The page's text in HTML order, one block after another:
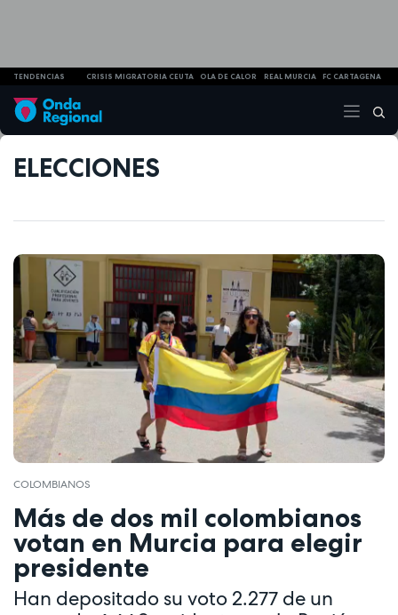
TENDENCIAS CRISIS MIGRATORIA CEUTA OLA DE CALOR REAL MURCIA FC CARTAGENA
ELECCIONES
COLOMBIANOS
Más de dos mil colombianos
votan en Murcia para elegir
presidente
Han depositado su voto 2.277 de un